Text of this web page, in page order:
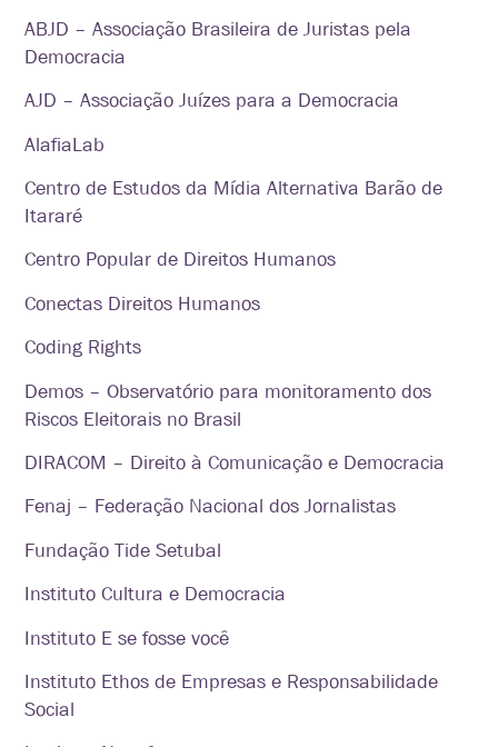
ABJD – Associação Brasileira de Juristas pela
Democracia
AJD – Associação Juízes para a Democracia
AlafiaLab
Centro de Estudos da Mídia Alternativa Barão de
Itararé
Centro Popular de Direitos Humanos
Conectas Direitos Humanos
Coding Rights
Demos – Observatório para monitoramento dos
Riscos Eleitorais no Brasil
DIRACOM – Direito à Comunicação e Democracia
Fenaj – Federação Nacional dos Jornalistas
Fundação Tide Setubal
Instituto Cultura e Democracia
Instituto E se fosse você
Instituto Ethos de Empresas e Responsabilidade
Social